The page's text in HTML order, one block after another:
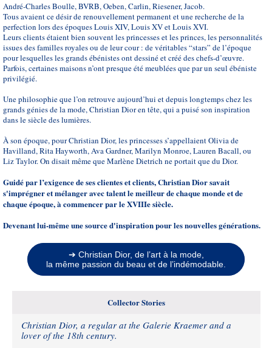
André-Charles Boulle, BVRB, Oeben, Carlin, Riesener, Jacob.
Tous avaient ce désir de renouvellement permanent et une recherche de la
perfection lors des époques Louis XIV, Louis XV et Louis XVI.
Leurs clients étaient bien souvent les princesses et les princes, les personnalités
issues des familles royales ou de leur cour : de véritables “stars” de l’époque
pour lesquelles les grands ébénistes ont dessiné et créé des chefs-d’œuvre.
Parfois, certaines maisons n’ont presque été meublées que par un seul ébéniste
privilégié.
Une philosophie que l’on retrouve aujourd’hui et depuis longtemps chez les
grands génies de la mode, Christian Dior en tête, qui a puisé son inspiration
dans le siècle des lumières.
À son époque, pour Christian Dior, les princesses s’appellaient Olivia de
Havilland, Rita Hayworth, Ava Gardner, Marilyn Monroe, Lauren Bacall, ou
Liz Taylor. On disait même que Marlène Dietrich ne portait que du Dior.
Guidé par l’exigence de ses clientes et clients, Christian Dior savait
s'imprégner et mélanger avec talent le meilleur de chaque monde et de
chaque époque, à commencer par le XVIIIe siècle.
Devenant lui-même une source d'inspiration pour les nouvelles générations.
➔ Christian Dior, de l’art à la mode,
la même passion du beau et de l’indémodable.
Collector Stories
Christian Dior, a regular at the Galerie Kraemer and a
lover of the 18th century.